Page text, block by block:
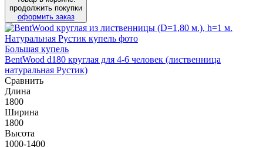
продолжить покупки
оформить заказ
Большая купель
BentWood d180 круглая для 4-6 человек (лиственница
натуральная Рустик)
Сравнить
Длина
1800
Ширина
1800
Высота
1000-1400